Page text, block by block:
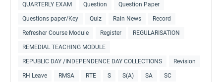
QUARTERLY EXAM Question Question Paper
Questions paper/Key Quiz Rain News Record
Refresher Course Module Register REGULARISATION
REMEDIAL TEACHING MODULE
REPUBLIC DAY /INDEPENDENCE DAY COLLECTIONS Revision
RH Leave RMSA RTE S S(A) SA SC